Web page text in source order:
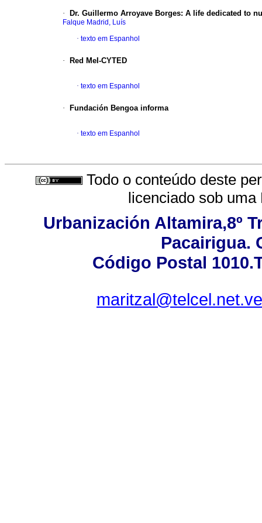
· Dr. Guillermo Arroyave Borges: A life dedicated to
Falque Madrid, Luís
· texto em Espanhol
· Red MeI-CYTED
· texto em Espanhol
· Fundación Bengoa informa
· texto em Espanhol
Todo o conteúdo deste
licenciado sob uma
Urbanización Altamira,8º
Pacairigua.
Código Postal